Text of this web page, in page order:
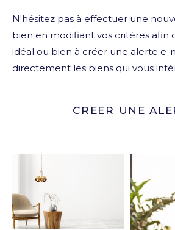
N'hésitez pas à effectuer une
bien en modifiant vos critères afin
idéal ou bien à créer une alerte e-
directement les biens qui vous
CREER UNE